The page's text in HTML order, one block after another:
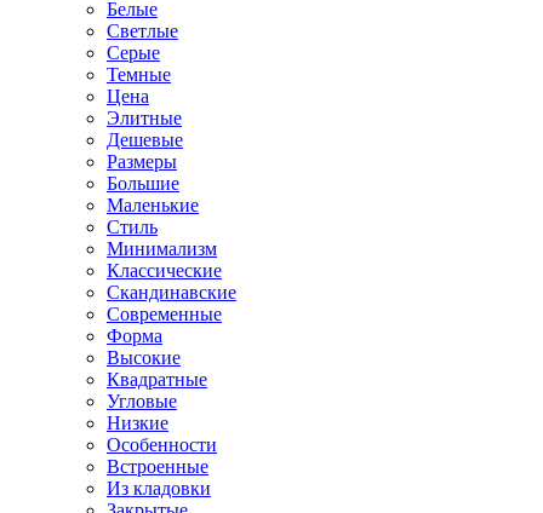
Белые
Светлые
Серые
Темные
Цена
Элитные
Дешевые
Размеры
Большие
Маленькие
Стиль
Минимализм
Классические
Скандинавские
Современные
Форма
Высокие
Квадратные
Угловые
Низкие
Особенности
Встроенные
Из кладовки